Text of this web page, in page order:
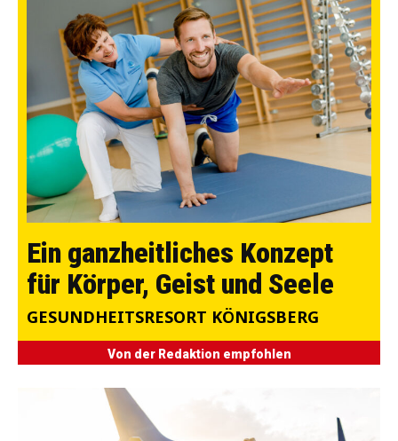
Ein ganzheitliches Konzept
für Körper, Geist und Seele
GESUNDHEITSRESORT KÖNIGSBERG
Von der Redaktion empfohlen